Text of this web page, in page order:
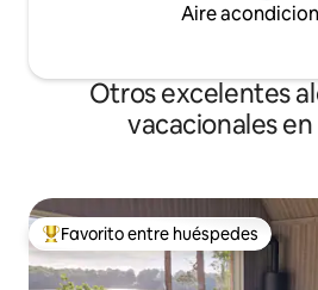
Aire
Otros excelentes
vacacionales
De los mejores en Favorito entre
Favorito entre huéspedes